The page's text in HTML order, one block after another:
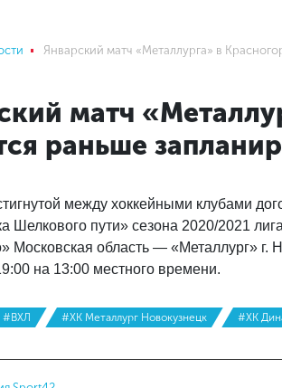
Январский матч «Металлурга» в
матч
раньше
между хоккейными клубами
Шелкового пути» сезона 2020/2021
Московская область — «Металлург» г.
на 13:00 местного времени.
#ВХЛ #ХК Металлург Новокузнецк #ХК